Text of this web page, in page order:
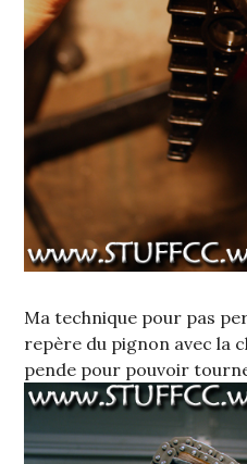
Ma technique pour pas
repère du pignon avec la
pende pour pouvoir